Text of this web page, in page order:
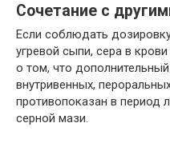
Сочетание с
Если соблюдать
угревой сыпи, сера в
о том, что
внутривенных,
противопоказан в
серной мази.